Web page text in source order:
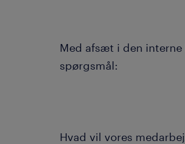
Med afsæt i den
spørgsmål:
Hvad vil vores